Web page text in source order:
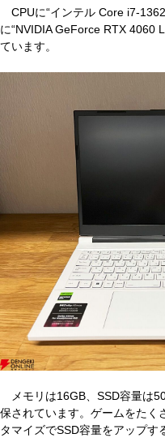
CPUに“インテル Core i7-
に“NVIDIA GeForce RTX 4060
ています。
メモリは16GB、SSD容量は
保されています。ゲームをた
タマイズでSSD容量をアップ